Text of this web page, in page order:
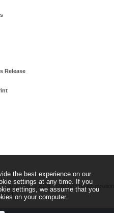
Release
sidiary.eu ©
2026 - SINOVO health
the best experience on our
settings at any time. If you
settings, we assume that you
on your computer.